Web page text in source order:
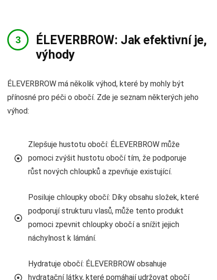
ÉLEVERBROW: Jak efektivní je,
výhody
ÉLEVERBROW má několik výhod, které by mohly být
přínosné pro péči o obočí. Zde je seznam některých jeho
výhod:
Zlepšuje hustotu obočí: ÉLEVERBROW může
pomoci zvýšit hustotu obočí tím, že podporuje
růst nových chloupků a zpevňuje existující.
Posiluje chloupky obočí: Díky obsahu složek, které
podporují strukturu vlasů, může tento produkt
pomoci zpevnit chloupky obočí a snížit jejich
náchylnost k lámání.
Hydratuje obočí: ÉLEVERBROW obsahuje
hydratační látky, které pomáhají udržovat obočí